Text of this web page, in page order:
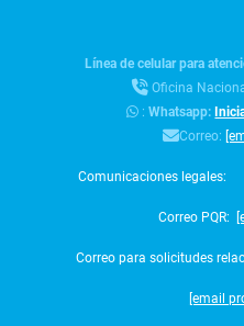
Línea de celular para
Oficina
:Whatsapp:
Correo:
Comunicaciones legales:
Correo PQR:
Correo para solicitudes
[email